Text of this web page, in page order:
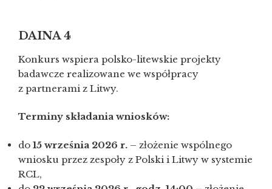
DAINA 4
Konkurs wspiera polsko-litewskie projekty
badawcze realizowane we współpracy
z partnerami z Litwy.
Terminy składania wniosków:
do 15 września 2026 r. – złożenie wspólnego
wniosku przez zespoły z Polski i Litwy w systemie
RCL,